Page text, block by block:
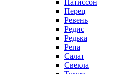
Патиссон
Перец
Ревень
Редис
Редька
Репа
Салат
Свекла